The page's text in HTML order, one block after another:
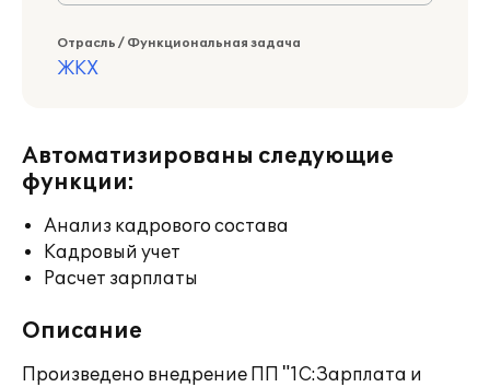
Отрасль / Функциональная задача
ЖКХ
Автоматизированы следующие
функции:
Анализ кадрового состава
Кадровый учет
Расчет зарплаты
Описание
Произведено внедрение ПП "1С:Зарплата и